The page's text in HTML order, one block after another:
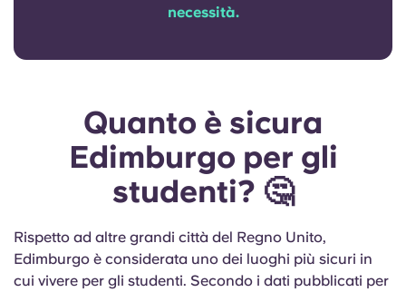
necessità.
Quanto è sicura
Edimburgo per gli
studenti? 🤔
Rispetto ad altre grandi città del Regno Unito,
Edimburgo è considerata uno dei luoghi più sicuri in
cui vivere per gli studenti. Secondo i dati pubblicati per